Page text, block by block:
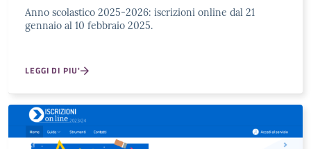
Anno scolastico 2025-2026: iscrizioni online dal 21
gennaio al 10 febbraio 2025.
LEGGI DI PIU'